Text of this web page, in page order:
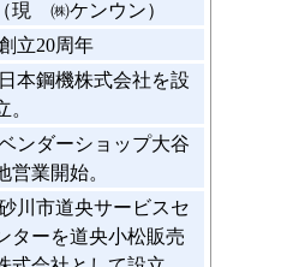
（現 ㈱ケンウン）
立20周年
日本鋼機株式会社を設
。
ンダーショップ大谷
営業開始。
川市道央サービスセ
ターを道央小松販売